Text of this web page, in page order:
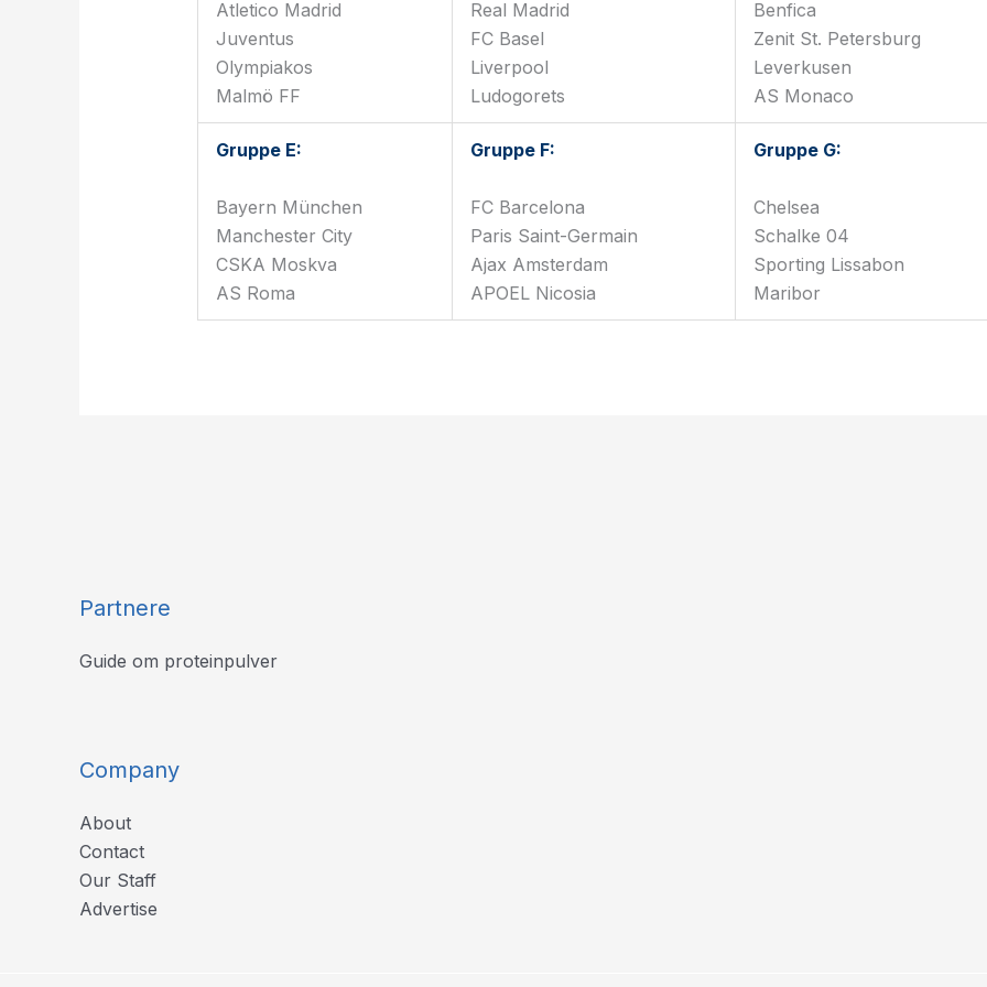
Atletico Madrid
Juventus
Olympiakos
Malmö FF
Real Madrid
FC Basel
Liverpool
Ludogorets
Benfica
Zenit St. Petersburg
Leverkusen
AS Monaco
Gruppe E:
Bayern München
Manchester City
CSKA Moskva
AS Roma
Gruppe F:
FC Barcelona
Paris Saint-Germain
Ajax Amsterdam
APOEL Nicosia
Gruppe G:
Chelsea
Schalke 04
Sporting Lissabon
Maribor
Partnere
Guide om proteinpulver
Company
About
Contact
Our Staff
Advertise